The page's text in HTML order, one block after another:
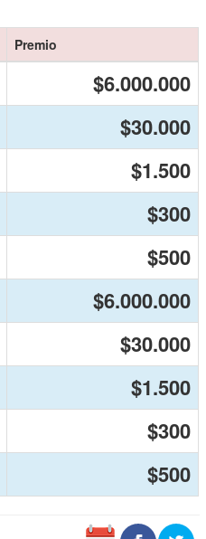
Premio
$6.000.000
$30.000
$1.500
$300
$500
$6.000.000
$30.000
$1.500
$300
$500